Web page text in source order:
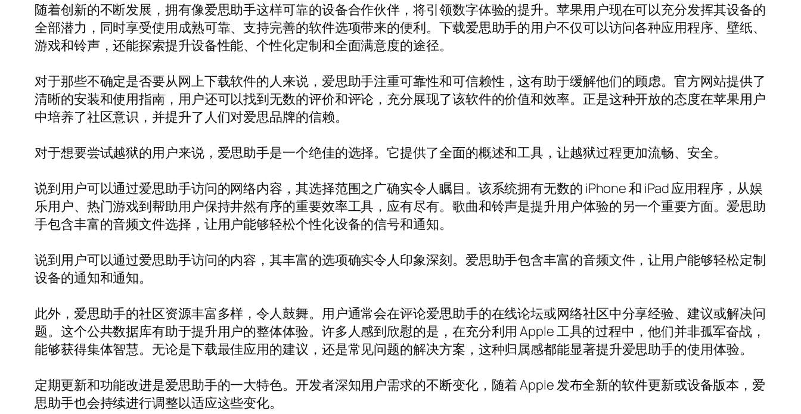
随着创新的不断发展，拥有像爱思助手这样可靠的设备合作伙伴，将引领数字体验的提升。苹果用户现在可以充分发挥其设备的
全部潜力，同时享受使用成熟可靠、支持完善的软件选项带来的便利。下载爱思助手的用户不仅可以访问各种应用程序、壁纸、
游戏和铃声，还能探索提升设备性能、个性化定制和全面满意度的途径。
对于那些不确定是否要从网上下载软件的人来说，爱思助手注重可靠性和可信赖性，这有助于缓解他们的顾虑。官方网站提供了
清晰的安装和使用指南，用户还可以找到无数的评价和评论，充分展现了该软件的价值和效率。正是这种开放的态度在苹果用户
中培养了社区意识，并提升了人们对爱思品牌的信赖。
对于想要尝试越狱的用户来说，爱思助手是一个绝佳的选择。它提供了全面的概述和工具，让越狱过程更加流畅、安全。
说到用户可以通过爱思助手访问的网络内容，其选择范围之广确实令人瞩目。该系统拥有无数的 iPhone 和 iPad 应用程序，从娱
乐用户、热门游戏到帮助用户保持井然有序的重要效率工具，应有尽有。歌曲和铃声是提升用户体验的另一个重要方面。爱思助
手包含丰富的音频文件选择，让用户能够轻松个性化设备的信号和通知。
说到用户可以通过爱思助手访问的内容，其丰富的选项确实令人印象深刻。爱思助手包含丰富的音频文件，让用户能够轻松定制
设备的通知和通知。
此外，爱思助手的社区资源丰富多样，令人鼓舞。用户通常会在评论爱思助手的在线论坛或网络社区中分享经验、建议或解决问
题。这个公共数据库有助于提升用户的整体体验。许多人感到欣慰的是，在充分利用 Apple 工具的过程中，他们并非孤军奋战，
能够获得集体智慧。无论是下载最佳应用的建议，还是常见问题的解决方案，这种归属感都能显著提升爱思助手的使用体验。
定期更新和功能改进是爱思助手的一大特色。开发者深知用户需求的不断变化，随着 Apple 发布全新的软件更新或设备版本，爱
思助手也会持续进行调整以适应这些变化。